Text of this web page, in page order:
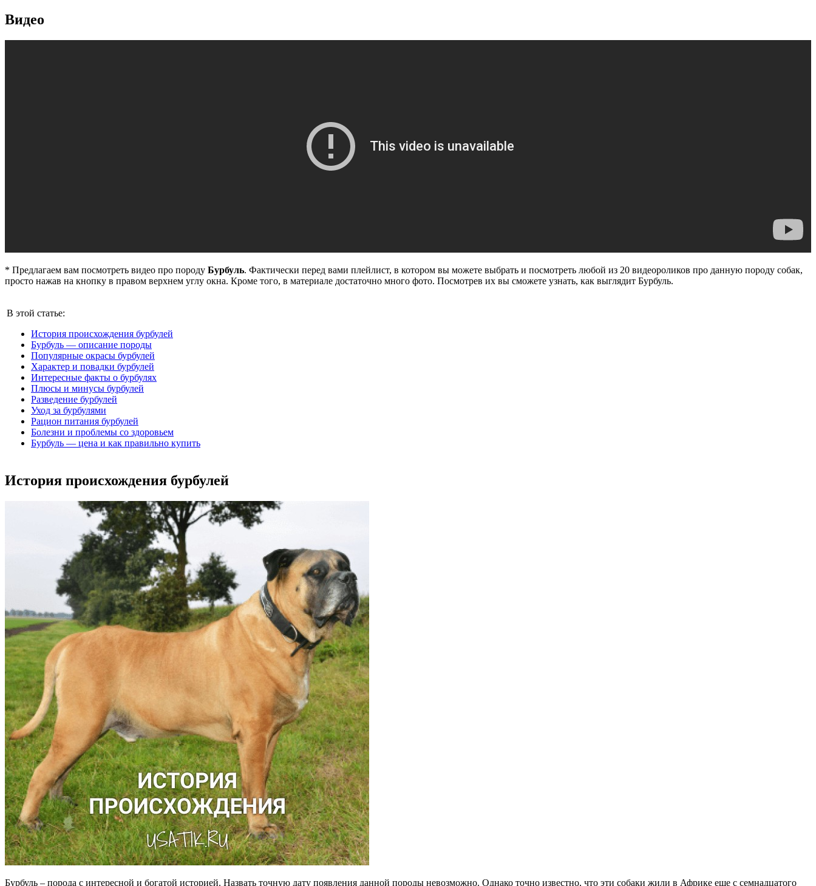
Видео
* Предлагаем вам посмотреть видео про породу Бурбуль. Фактически перед вами плейлист, в котором вы можете выбрать и посмотреть любой из 20 видеороликов про данную породу собак,
просто нажав на кнопку в правом верхнем углу окна. Кроме того, в материале достаточно много фото. Посмотрев их вы сможете узнать, как выглядит Бурбуль.
В этой статье:
История происхождения бурбулей
Бурбуль — описание породы
Популярные окрасы бурбулей
Характер и повадки бурбулей
Интересные факты о бурбулях
Плюсы и минусы бурбулей
Разведение бурбулей
Уход за бурбулями
Рацион питания бурбулей
Болезни и проблемы со здоровьем
Бурбуль — цена и как правильно купить
История происхождения бурбулей
Бурбуль – порода с интересной и богатой историей. Назвать точную дату появления данной породы невозможно. Однако точно известно, что эти собаки жили в Африке еще с семнадцатого